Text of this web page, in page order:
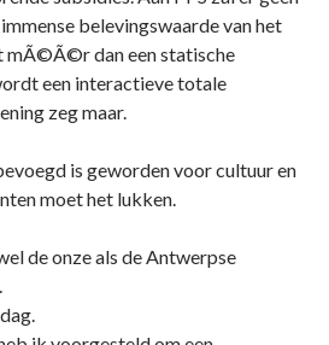
belevingswaarde van het
mÃ©Ã©r dan een statische
een interactieve totale
zeg maar.
is geworden voor cultuur en
moet het lukken.
de onze als de Antwerpse